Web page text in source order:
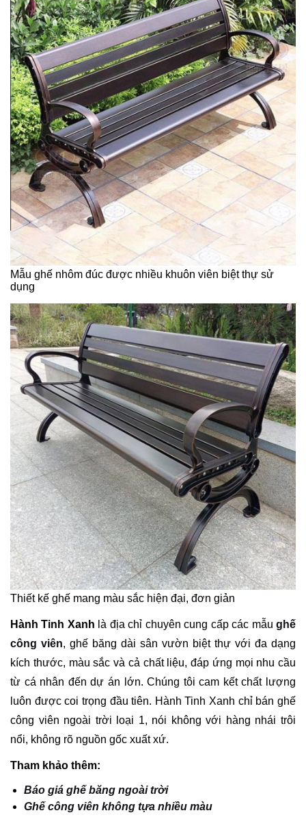
Mẫu ghế nhôm đúc được nhiều khuôn viên biệt thự sử
dụng
Thiết kế ghế mang màu sắc hiện đại, đơn giản
Hành Tinh Xanh là địa chỉ chuyên cung cấp các mẫughế
công viên, ghế băng dài sân vườn biệt thự với đa dạng
kích thước, màu sắc và cả chất liệu, đáp ứng mọi nhu cầu
từ cá nhân đến dự án lớn. Chúng tôi cam kết chất lượng
luôn được coi trọng đầu tiên. Hành Tinh Xanh chỉ bán ghế
công viên ngoài trời loại 1, nói không với hàng nhái trôi
nổi, không rõ nguồn gốc xuất xứ.
Tham khảo thêm:
Báo giá ghế băng ngoài trời
Ghế công viên không tựa nhiều màu